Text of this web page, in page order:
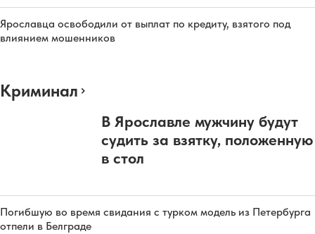
Ярославца освободили от выплат по кредиту, взятого под
влиянием мошенников
Криминал
В Ярославле мужчину будут
судить за взятку, положенную
в стол
Погибшую во время свидания с турком модель из Петербурга
отпели в Белграде